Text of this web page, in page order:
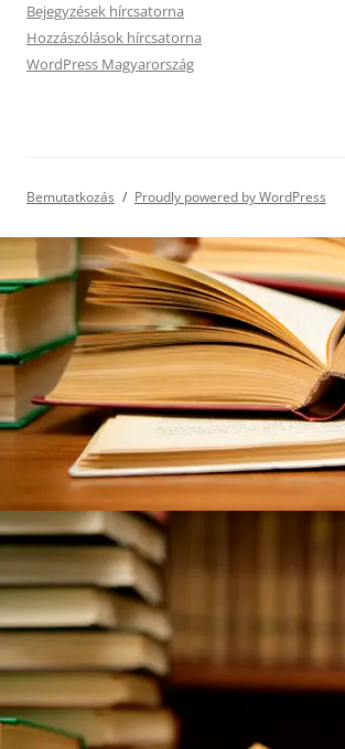
Bejegyzések hírcsatorna
Hozzászólások hírcsatorna
WordPress Magyarország
Bemutatkozás Proudly powered by WordPress